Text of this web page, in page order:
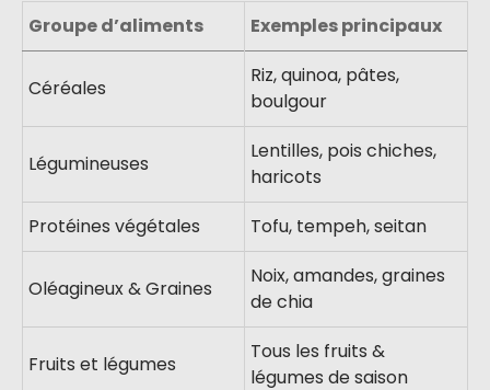
Groupe d’aliments Exemples principaux
Céréales
Riz, quinoa, pâtes,
boulgour
Légumineuses
Lentilles, pois chiches,
haricots
Protéines végétales
Tofu, tempeh, seitan
Oléagineux & Graines
Noix, amandes, graines
de chia
Fruits et légumes
Tous les fruits &
légumes de saison